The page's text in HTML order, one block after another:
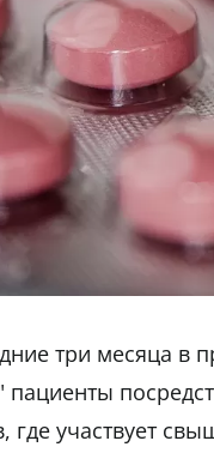
три месяца в
пациенты
где участвует